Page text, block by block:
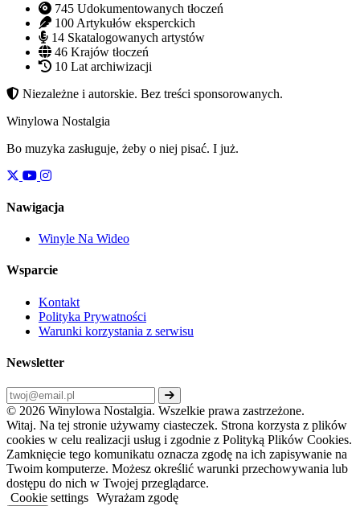
745 Udokumentowanych tłoczeń
100 Artykułów eksperckich
14 Skatalogowanych artystów
46 Krajów tłoczeń
10 Lat archiwizacji
Niezależne i autorskie. Bez treści sponsorowanych.
Winylowa Nostalgia
Bo muzyka zasługuje, żeby o niej pisać. I już.
Nawigacja
Winyle Na Wideo
Wsparcie
Kontakt
Polityka Prywatności
Warunki korzystania z serwisu
Newsletter
© 2026 Winylowa Nostalgia. Wszelkie prawa zastrzeżone.
Witaj. Na tej stronie używamy ciasteczek. Strona korzysta z plików
cookies w celu realizacji usług i zgodnie z Polityką Plików Cookies.
Zamknięcie tego komunikatu oznacza zgodę na ich zapisywanie na
Twoim komputerze. Możesz określić warunki przechowywania lub
dostępu do nich w Twojej przeglądarce.
Cookie settings Wyrażam zgodę